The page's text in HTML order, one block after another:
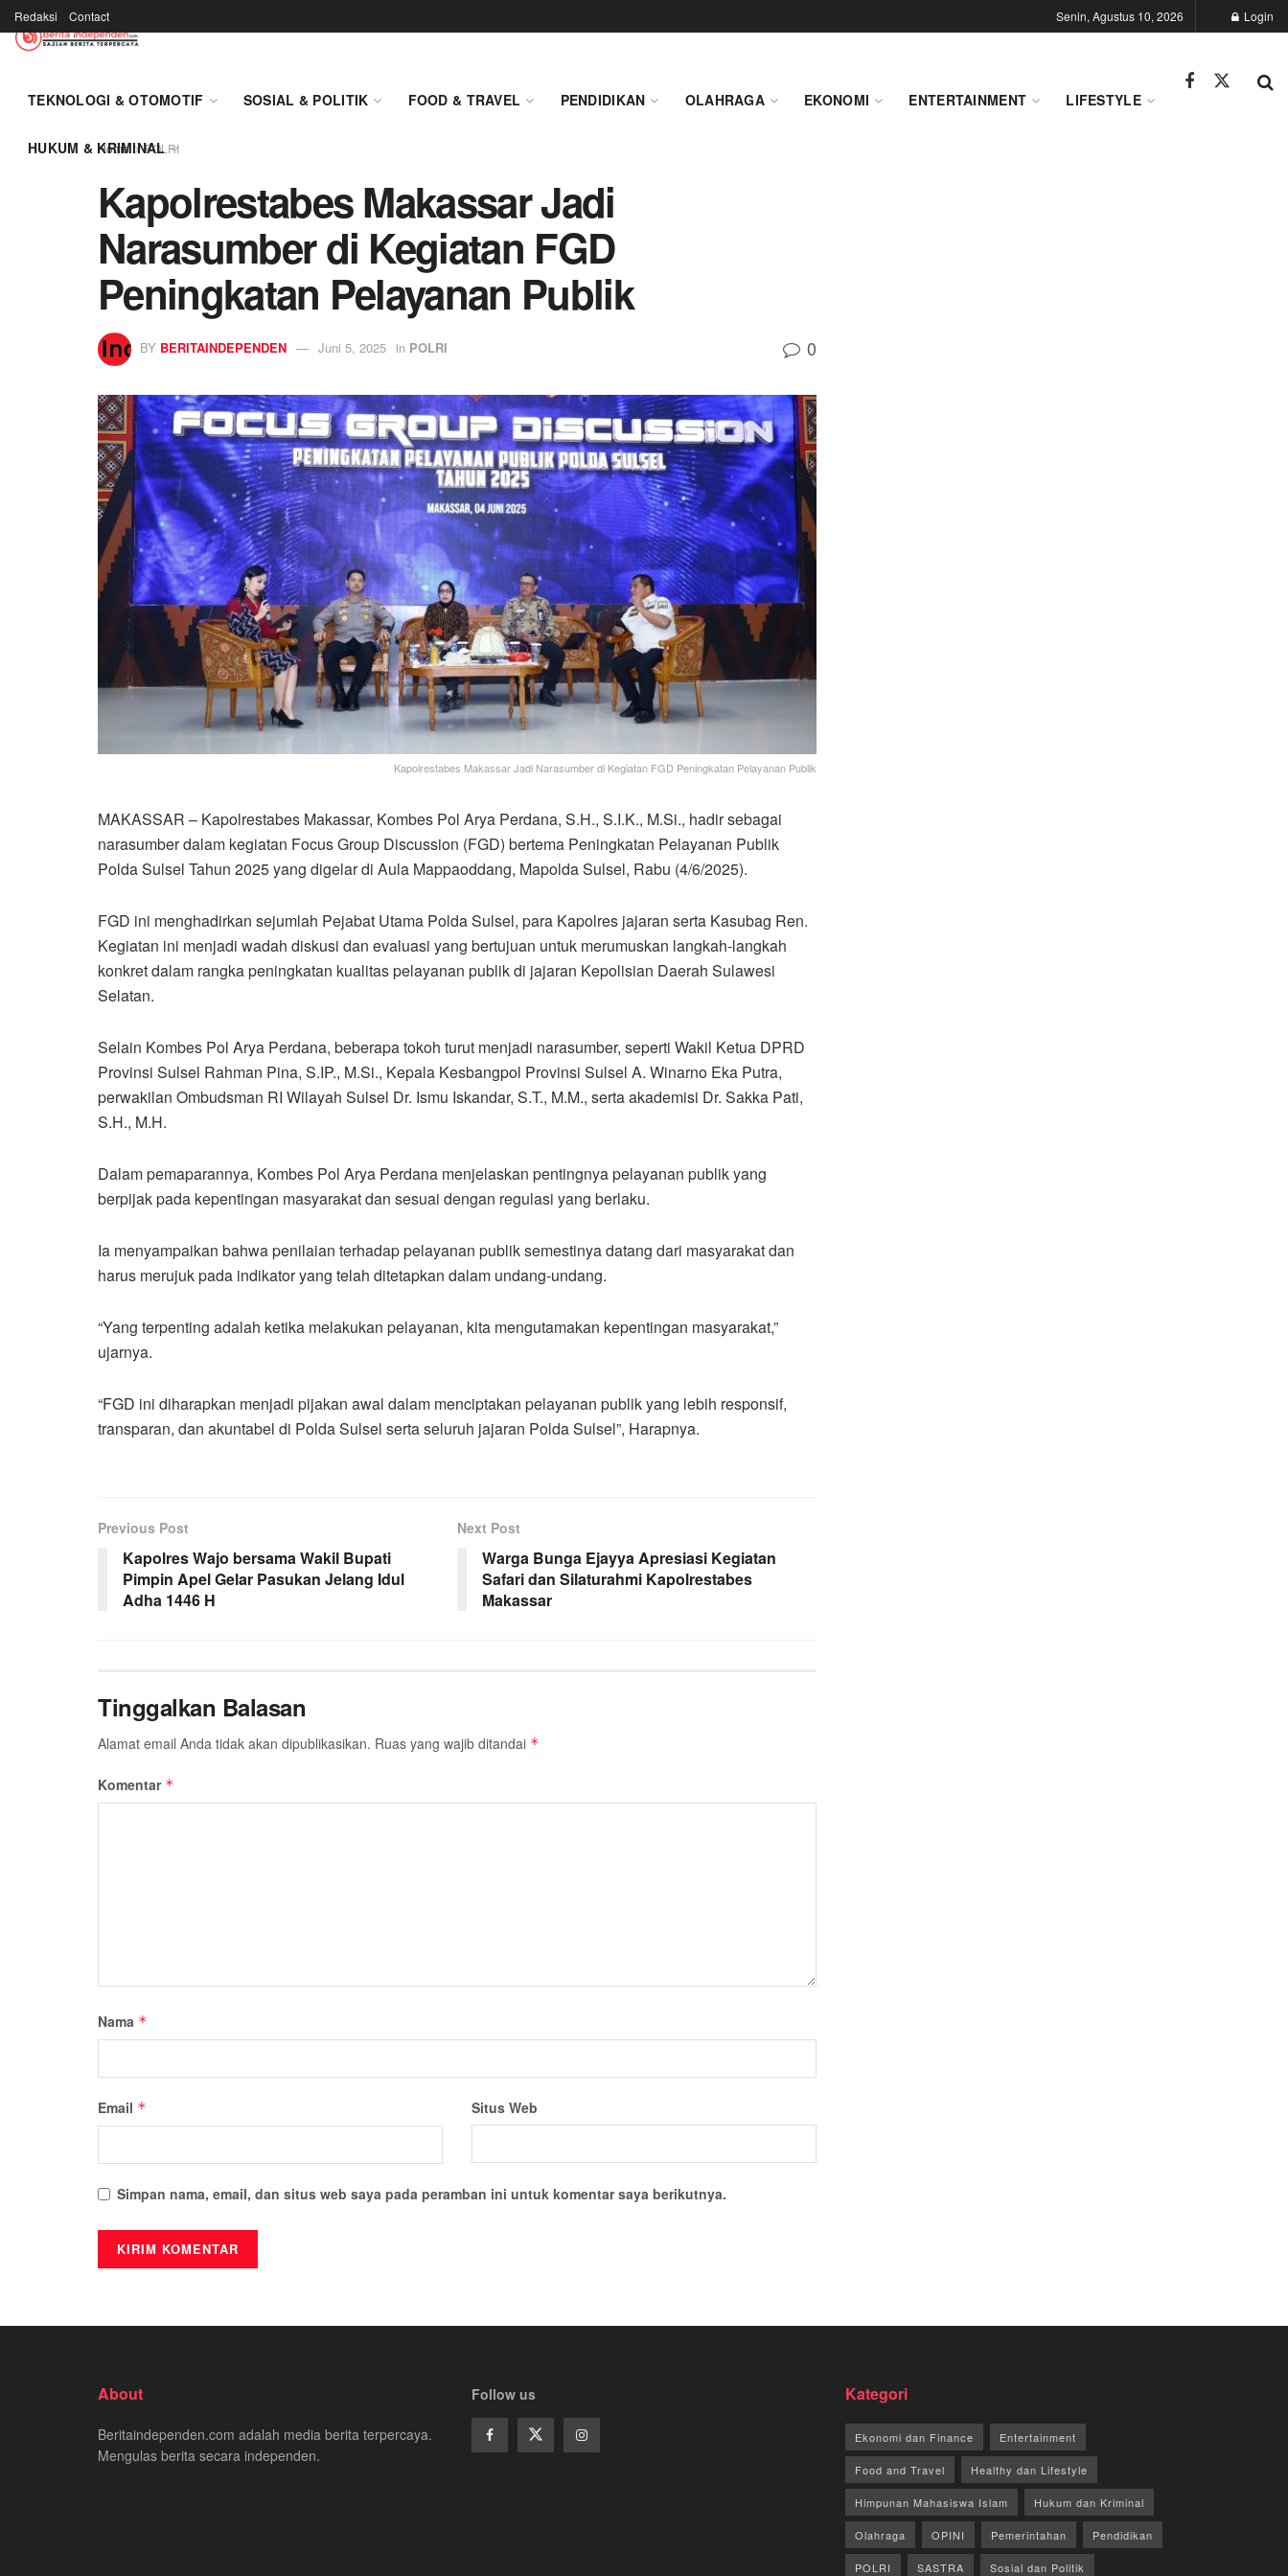
Redaksi Contact Senin, Agustus 10, 2026 Login
TEKNOLOGI & OTOMOTIF SOSIAL & POLITIK FOOD & TRAVEL PENDIDIKAN OLAHRAGA EKONOMI ENTERTAINMENT LIFESTYLE
HUKUM & KRIMINAL
Home POLRI
Kapolrestabes Makassar Jadi
Narasumber di Kegiatan FGD
Peningkatan Pelayanan Publik
BY BERITAINDEPENDEN Juni 5, 2025 in POLRI 0
Kapolrestabes Makassar Jadi Narasumber di Kegiatan FGD Peningkatan Pelayanan Publik
MAKASSAR – Kapolrestabes Makassar, Kombes Pol Arya Perdana, S.H., S.I.K., M.Si., hadir sebagai
narasumber dalam kegiatan Focus Group Discussion (FGD) bertema Peningkatan Pelayanan Publik
Polda Sulsel Tahun 2025 yang digelar di Aula Mappaoddang, Mapolda Sulsel, Rabu (4/6/2025).
FGD ini menghadirkan sejumlah Pejabat Utama Polda Sulsel, para Kapolres jajaran serta Kasubag Ren.
Kegiatan ini menjadi wadah diskusi dan evaluasi yang bertujuan untuk merumuskan langkah-langkah
konkret dalam rangka peningkatan kualitas pelayanan publik di jajaran Kepolisian Daerah Sulawesi
Selatan.
Selain Kombes Pol Arya Perdana, beberapa tokoh turut menjadi narasumber, seperti Wakil Ketua DPRD
Provinsi Sulsel Rahman Pina, S.IP., M.Si., Kepala Kesbangpol Provinsi Sulsel A. Winarno Eka Putra,
perwakilan Ombudsman RI Wilayah Sulsel Dr. Ismu Iskandar, S.T., M.M., serta akademisi Dr. Sakka Pati,
S.H., M.H.
Dalam pemaparannya, Kombes Pol Arya Perdana menjelaskan pentingnya pelayanan publik yang
berpijak pada kepentingan masyarakat dan sesuai dengan regulasi yang berlaku.
Ia menyampaikan bahwa penilaian terhadap pelayanan publik semestinya datang dari masyarakat dan
harus merujuk pada indikator yang telah ditetapkan dalam undang-undang.
“Yang terpenting adalah ketika melakukan pelayanan, kita mengutamakan kepentingan masyarakat,”
ujarnya.
“FGD ini diharapkan menjadi pijakan awal dalam menciptakan pelayanan publik yang lebih responsif,
transparan, dan akuntabel di Polda Sulsel serta seluruh jajaran Polda Sulsel”, Harapnya.
Previous Post
Kapolres Wajo bersama Wakil Bupati
Pimpin Apel Gelar Pasukan Jelang Idul
Adha 1446 H
Next Post
Warga Bunga Ejayya Apresiasi Kegiatan
Safari dan Silaturahmi Kapolrestabes
Makassar
Tinggalkan Balasan
Alamat email Anda tidak akan dipublikasikan. Ruas yang wajib ditandai *
Komentar *
Nama *
Email * Situs Web
Simpan nama, email, dan situs web saya pada peramban ini untuk komentar saya berikutnya.
About
Beritaindependen.com adalah media berita terpercaya.
Mengulas berita secara independen.
Follow us Kategori
Ekonomi dan Finance Entertainment
Food and Travel Healthy dan Lifestyle
Himpunan Mahasiswa Islam Hukum dan Kriminal
Olahraga OPINI Pemerintahan Pendidikan
POLRI SASTRA Sosial dan Politik